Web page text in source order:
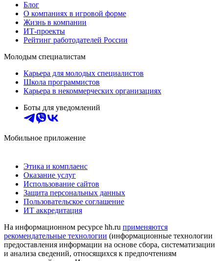
Блог
О компаниях в игровой форме
Жизнь в компании
ИТ-проекты
Рейтинг работодателей России
Молодым специалистам
Карьера для молодых специалистов
Школа программистов
Карьера в некоммерческих организациях
Боты для уведомлений
Мобильное приложение
Этика и комплаенс
Оказание услуг
Использование сайтов
Защита персональных данных
Пользовательское соглашение
ИТ аккредитация
На информационном ресурсе hh.ru применяются
рекомендательные технологии (информационные технологии
предоставления информации на основе сбора, систематизации
и анализа сведений, относящихся к предпочтениям